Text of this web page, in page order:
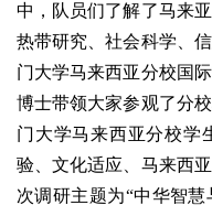
中，队员们了解了马来
热带研究、社会科学、
门大学马来西亚分校国
博士带领大家参观了分
门大学马来西亚分校学
验、文化适应、马来西
次调研主题为“中华智